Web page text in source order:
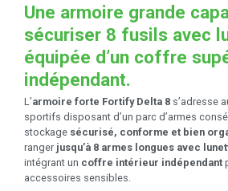
Une armoire grande
sécuriser 8 fusils avec
équipée d’un coffre
indépendant.
L’armoire forte Fortify Delta 8 s’adresse
sportifs disposant d’un parc d’armes
stockage sécurisé, conforme et bien
ranger jusqu’à 8 armes longues avec
intégrant un coffre intérieur indépendant
accessoires sensibles.